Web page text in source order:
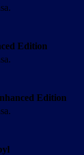
Edition
Edition